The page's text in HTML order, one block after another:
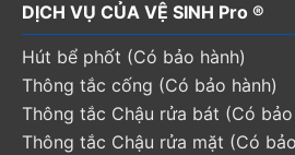
DỊCH VỤ CỦA VỆ SINH Pro ®
Hút bể phốt (Có bảo hành)
Thông tắc cống (Có bảo hành)
Thông tắc Chậu rửa bát (Có bảo
Thông tắc Chậu rửa mặt (Có